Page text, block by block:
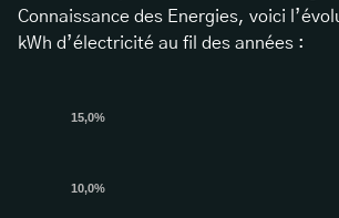
Connaissance des Energies, voici
kWh d’électricité au fil des années :